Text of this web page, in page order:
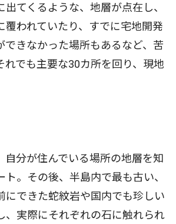
てくるような、地層が点在し、
覆われていたり、すでに宅地開発
できなかった場所もあるなど、苦
れでも主要な30カ所を回り、現地
分が住んでいる場所の地層を知
ト。その後、半島内で最も古い、
にできた蛇紋岩や国内でも珍しい
、実際にそれぞれの石に触れられ